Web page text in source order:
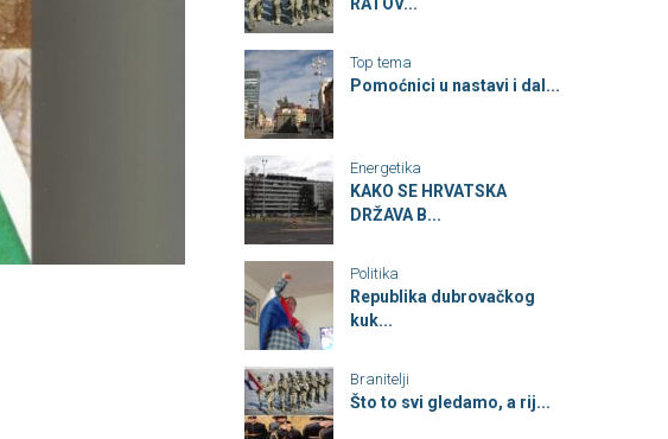
Top tema
Pomoćnici u nastavi i dal...
Energetika
KAKO SE HRVATSKA
DRŽAVA B...
Politika
Republika dubrovačkog
kuk...
Branitelji
Što to svi gledamo, a rij...